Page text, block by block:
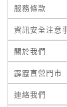
服務條款
資訊安全注意
關於我們
霹靂直營門市
連絡我們